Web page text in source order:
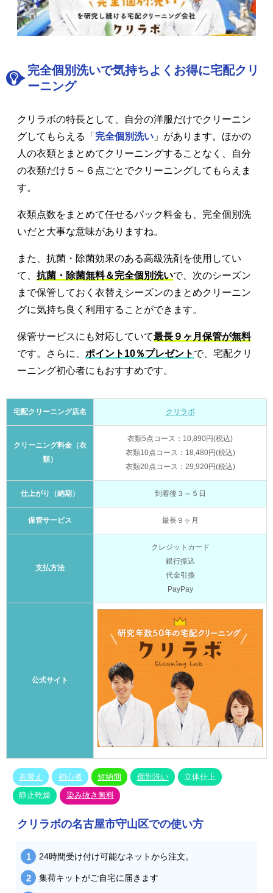
完全個別洗いで気持ちよくお得に宅配クリ
ーニング
クリラボの特長として、自分の洋服だけでクリーニン
グしてもらえる「 完全個別洗い 」があります。ほかの
人の衣類とまとめてクリーニングすることなく、自分
の衣類だけ５～６点ごとでクリーニングしてもらえま
す。
衣類点数をまとめて任せるパック料金も、完全個別洗
いだと大事な意味がありますね。
また、抗菌・除菌効果のある高級洗剤を使用してい
て、 抗菌・除菌無料＆完全個別洗いで、次のシーズン
まで保管しておく衣替えシーズンのまとめクリーニン
グに気持ち良く利用することができます。
保管サービスにも対応していて最長９ヶ月保管が無料
です。さらに、 ポイント10％プレゼント で、宅配クリ
ーニング初心者にもおすすめです。
宅配クリーニング店名 クリラボ
クリーニング料金（衣
類）
衣類5点コース：10,890円(税込)
衣類10点コース：18,480円(税込)
衣類20点コース：29,920円(税込)
仕上がり（納期） 到着後３～５日
保管サービス 最長９ヶ月
支払方法
クレジットカード
銀行振込
代金引換
PayPay
公式サイト
衣替え 初心者 短納期 個別洗い 立体仕上
静止乾燥 染み抜き無料
クリラボの名古屋市守山区での使い方
24時間受け付け可能なネットから注文。
集荷キットがご自宅に届きます